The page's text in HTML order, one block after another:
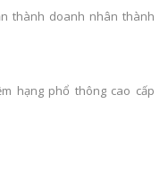
thành doanh nhân thành
hạng phổ thông cao cấp